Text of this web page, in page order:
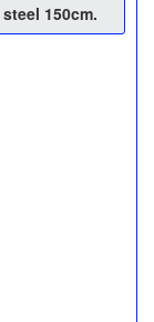
150cm.